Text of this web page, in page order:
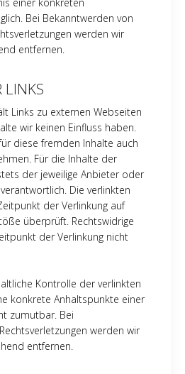
Bei Bekanntwerden von
werden wir
entfernen.
LINKS
Links zu externen Webseiten
wir keinen Einfluss haben.
diese fremden Inhalte auch
Für die Inhalte der
der jeweilige Anbieter oder
Die verlinkten
der Verlinkung auf
überprüft. Rechtswidrige
der Verlinkung nicht
Kontrolle der verlinkten
konkrete Anhaltspunkte einer
zumutbar. Bei
werden wir
entfernen.